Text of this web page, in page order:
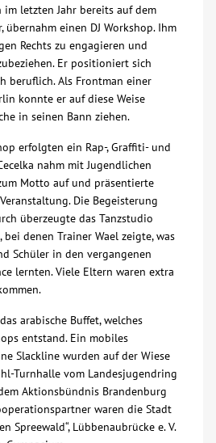
im letzten Jahr bereits auf dem
übernahm einen DJ Workshop. Ihm
Rechts zu engagieren und
Er positioniert sich
beruflich. Als Frontman einer
konnte er auf diese Weise
in seinen Bann ziehen.
erfolgten ein Rap-, Graffiti- und
nahm mit Jugendlichen
Motto auf und präsentierte
Die Begeisterung
überzeugte das Tanzstudio
bei denen Trainer Wael zeigte, was
Schüler in den vergangenen
lernten. Viele Eltern waren extra
arabische Buffet, welches
entstand. Ein mobiles
Slackline wurden auf der Wiese
Turnhalle vom Landesjugendring
Aktionsbündnis Brandenburg
waren die Stadt
Spreewald“, Lübbenaubrücke e. V.